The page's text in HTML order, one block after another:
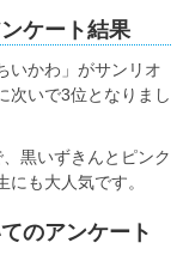
ケート結果
いかわ」がサンリオ
次いで3位となりまし
黒いずきんとピンク
も大人気です。
のアンケート